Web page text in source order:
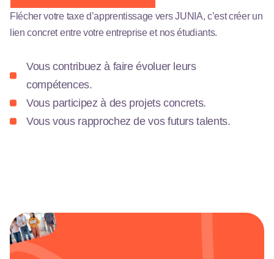
Flécher votre taxe d’apprentissage vers JUNIA, c’est créer un
lien concret entre votre entreprise et nos étudiants.
Vous contribuez à faire évoluer leurs
compétences.
Vous participez à des projets concrets.
Vous vous rapprochez de vos futurs talents.